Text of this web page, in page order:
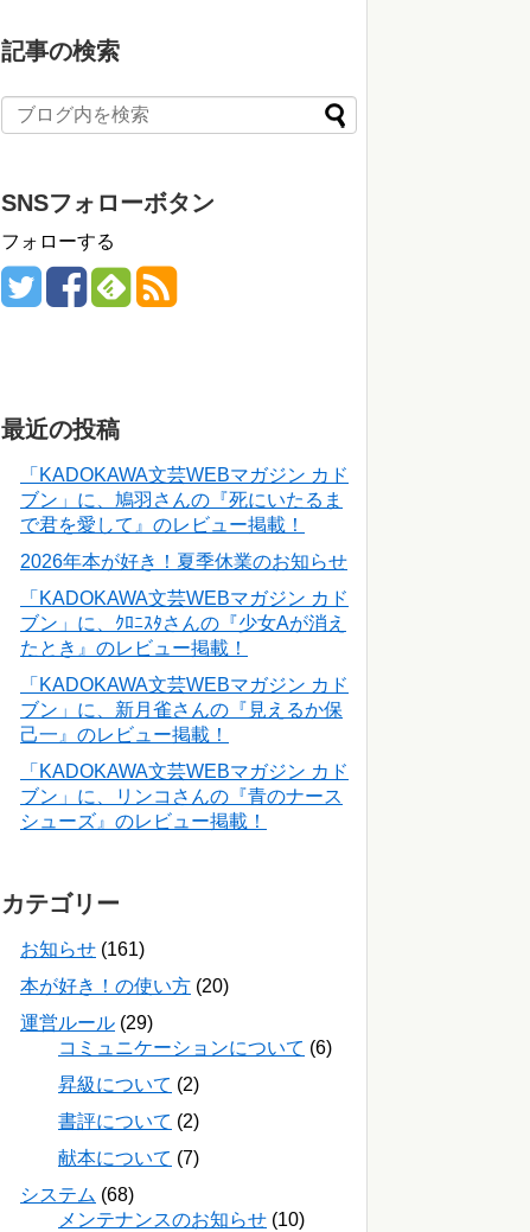
記事の検索
SNSフォローボタン
フォローする
最近の投稿
「KADOKAWA文芸WEBマガジン カド
ブン」に、鳩羽さんの『死にいたるま
で君を愛して』のレビュー掲載！
2026年本が好き！夏季休業のお知らせ
「KADOKAWA文芸WEBマガジン カド
ブン」に、ｸﾛﾆｽﾀさんの『少女Aが消え
たとき』のレビュー掲載！
「KADOKAWA文芸WEBマガジン カド
ブン」に、新月雀さんの『見えるか保
己一』のレビュー掲載！
「KADOKAWA文芸WEBマガジン カド
ブン」に、リンコさんの『青のナース
シューズ』のレビュー掲載！
カテゴリー
お知らせ (161)
本が好き！の使い方 (20)
運営ルール (29)
コミュニケーションについて (6)
昇級について (2)
書評について (2)
献本について (7)
システム (68)
メンテナンスのお知らせ (10)